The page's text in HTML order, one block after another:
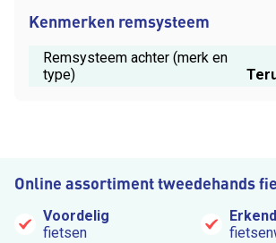
Kenmerken remsysteem
Remsysteem achter (merk en
type)
Online assortiment tweedehands
Voordelig
fietsen